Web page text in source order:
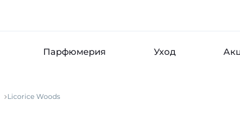
Парфюмерия Уход
Licorice Woods